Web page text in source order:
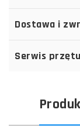
Dostawa i
Serwis przętu